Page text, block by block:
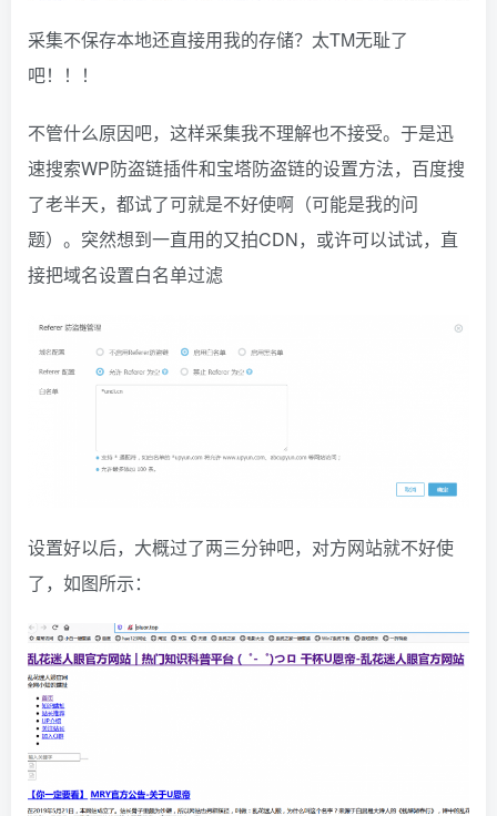
采集不保存本地还直接用我的存储？太TM无耻了
吧！！！
不管什么原因吧，这样采集我不理解也不接受。于是迅
速搜索WP防盗链插件和宝塔防盗链的设置方法，百度搜
了老半天，都试了可就是不好使啊（可能是我的问
题）。突然想到一直用的又拍CDN，或许可以试试，直
接把域名设置白名单过滤
设置好以后，大概过了两三分钟吧，对方网站就不好使
了，如图所示：